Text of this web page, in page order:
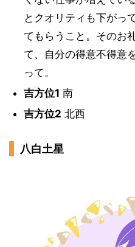
とクオリティも下がっ
てもらうこと。そのお
て、自分の得意不得意
って。
吉方位1 南
吉方位2 北西
八白土星